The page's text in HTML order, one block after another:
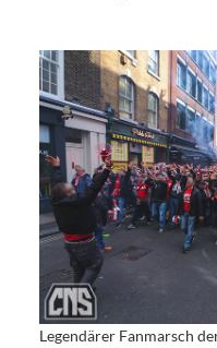
Legendärer Fanmarsch